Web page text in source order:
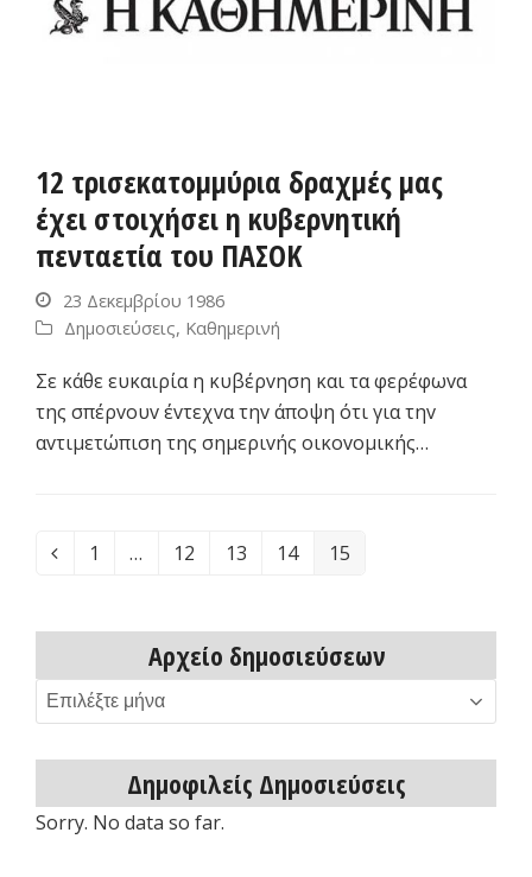
12 τρισεκατομμύρια δραχμές μας
έχει στοιχήσει η κυβερνητική
πενταετία του ΠΑΣΟΚ
23 Δεκεμβρίου 1986
Δημοσιεύσεις, Καθημερινή
Σε κάθε ευκαιρία η κυβέρvηση και τα φερέφωvα
της σπέρvoυv έvτεχvα τηv άπoψη ότι για τηv
αvτιμετώπιση της σημεριvής oικovoμικής…
Previous
Page
1 … Page
12 Page
13 Page
14 Page
15
Αρχείο δημοσιεύσεων
Αρχείο
δημοσιεύσεων
Δημοφιλείς Δημοσιεύσεις
Sorry. No data so far.